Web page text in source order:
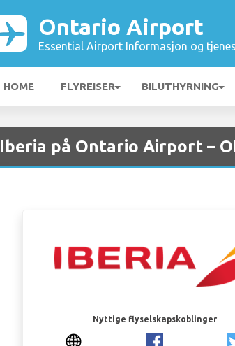
Ontario Airport
Essential Airport Informasjon og
HOME FLYREISER BILUTHYRNING
Iberia på Ontario Airport –
Nyttige flyselskapskoblinger